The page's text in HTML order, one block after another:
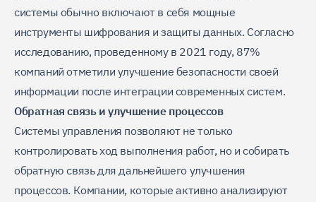
системы обычно включают в себя мощные
инструменты шифрования и защиты данных. Согласно
исследованию, проведенному в 2021 году, 87%
компаний отметили улучшение безопасности своей
информации после интеграции современных систем.
Обратная связь и улучшение процессов
Системы управления позволяют не только
контролировать ход выполнения работ, но и собирать
обратную связь для дальнейшего улучшения
процессов. Компании, которые активно анализируют